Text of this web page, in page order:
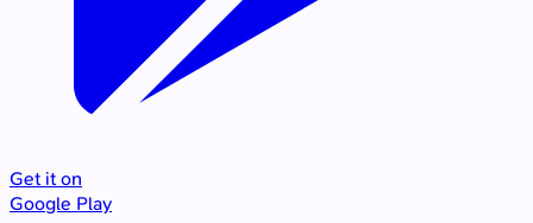
Get it on
Google Play